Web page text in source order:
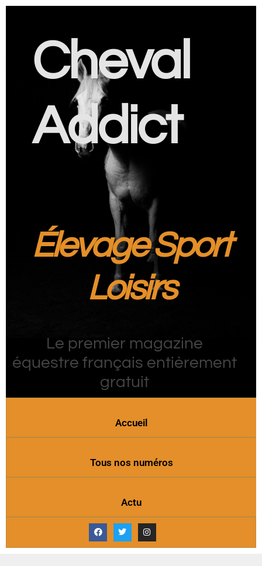
Cheval
Addict
Élevage Sport
Loisirs
Le premier magazine
équestre français entièrement
gratuit
Accueil
Tous nos numéros
Actu